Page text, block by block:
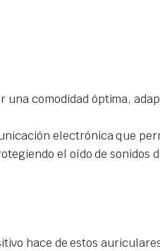
una comodidad óptima,
electrónica que
el oído de sonidos
hace de estos